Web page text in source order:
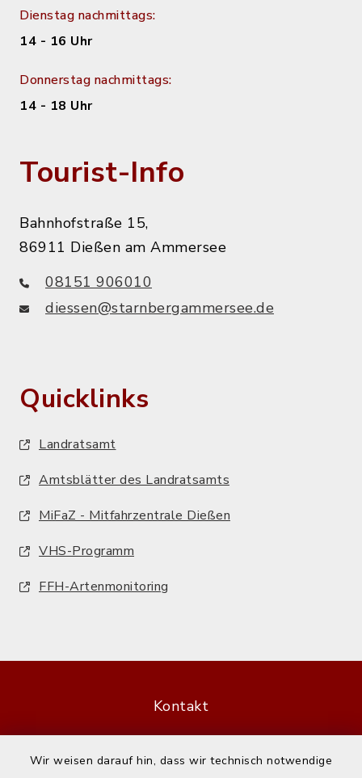
Wir weisen darauf hin, dass wir technisch notwendige
Dienstag nachmittags:
14 - 16 Uhr
Donnerstag nachmittags:
14 - 18 Uhr
Tourist-Info
Bahnhofstraße 15,
86911 Dießen am Ammersee
08151 906010
diessen@starnbergammersee.de
Quicklinks
Landratsamt
Amtsblätter des Landratsamts
MiFaZ - Mitfahrzentrale Dießen
VHS-Programm
FFH-Artenmonitoring
Kontakt